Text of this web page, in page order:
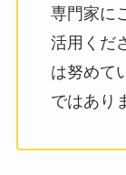
専門家に
活用くだ
は努めて
ではあり